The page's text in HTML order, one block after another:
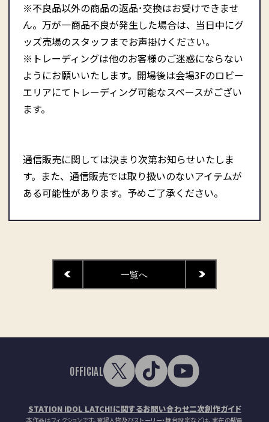
※不良品以外の商品の返品･交換はお受けできませ
ん。万が一商品不良が発生した場合は、当日中にグ
ッズ売場のスタッフまでお声掛けください。
※トレーディングは他のお客様のご迷惑にならない
ようにお願いいたします。開場後は会場3Fのロビー
エリアにてトレーディング可能なスペースがござい
ます。
通信販売に関しては決まり次第お知らせいたしま
す。また、通信販売では取り扱いのないアイテムが
ある可能性があります。予めご了承ください。
一覧へ
OFFICIAL
STATION IDOL LATCH!に関するお問い合わせ二次創作ガイド
本作品はフィクションです。登場人物及びストーリー・舞台設定などは、実在の駅員